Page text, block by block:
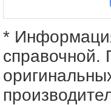
*
справочной.